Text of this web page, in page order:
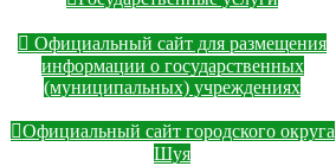
Официальный сайт для размещения
информации о государственных
(муниципальных) учреждениях
Официальный сайт городского округа
Шуя